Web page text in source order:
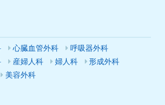
心臓血管外科
呼吸器外科
産婦人科 婦人科
形成外科
美容外科